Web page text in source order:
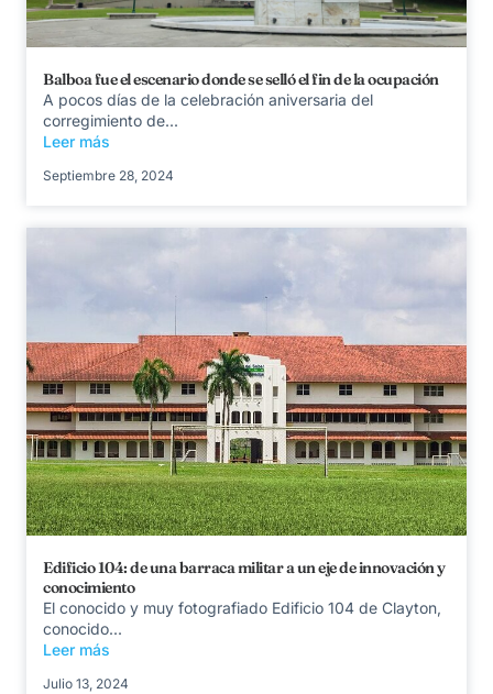
Balboa fue el escenario donde se selló el fin de la ocupación
A pocos días de la celebración aniversaria del
corregimiento de...
Leer más
Septiembre 28, 2024
Edificio 104: de una barraca militar a un eje de innovación y
conocimiento
El conocido y muy fotografiado Edificio 104 de Clayton,
conocido...
Leer más
Julio 13, 2024